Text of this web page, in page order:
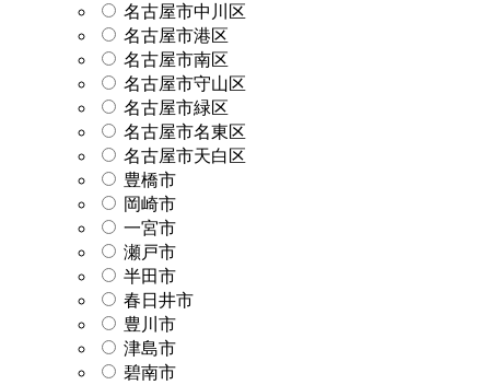
名古屋市中川区
名古屋市港区
名古屋市南区
名古屋市守山区
名古屋市緑区
名古屋市名東区
名古屋市天白区
豊橋市
岡崎市
一宮市
瀬戸市
半田市
春日井市
豊川市
津島市
碧南市